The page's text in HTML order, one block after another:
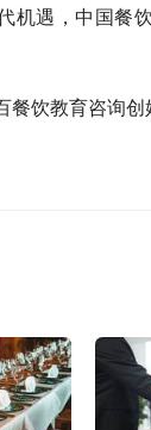
机遇，中国餐
餐饮教育咨询创